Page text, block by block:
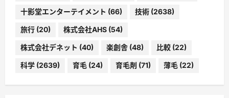
十影堂エンターテイメント (66) 技術 (2638)
旅行 (20) 株式会社AHS (54)
株式会社デネット (40) 楽創舎 (48) 比較 (22)
科学 (2639) 育毛 (24) 育毛剤 (71) 薄毛 (22)